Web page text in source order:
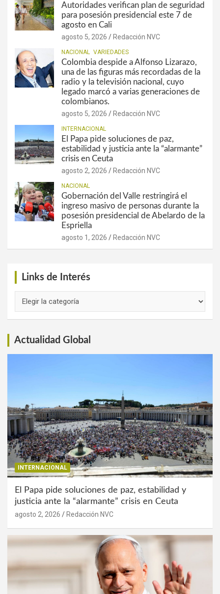
Autoridades verifican plan de seguridad
para posesión presidencial este 7 de
agosto en Cali
agosto 5, 2026 Redacción NVC
NACIONAL VARIEDADES
Colombia despide a Alfonso Lizarazo,
una de las figuras más recordadas de la
radio y la televisión nacional, cuyo
legado marcó a varias generaciones de
colombianos.
agosto 5, 2026 Redacción NVC
INTERNACIONAL
El Papa pide soluciones de paz,
estabilidad y justicia ante la “alarmante”
crisis en Ceuta
agosto 2, 2026 Redacción NVC
NACIONAL
Gobernación del Valle restringirá el
ingreso masivo de personas durante la
posesión presidencial de Abelardo de la
Espriella
agosto 1, 2026 Redacción NVC
Links de Interés
Actualidad Global
INTERNACIONAL
El Papa pide soluciones de paz, estabilidad y
justicia ante la “alarmante” crisis en Ceuta
agosto 2, 2026 Redacción NVC